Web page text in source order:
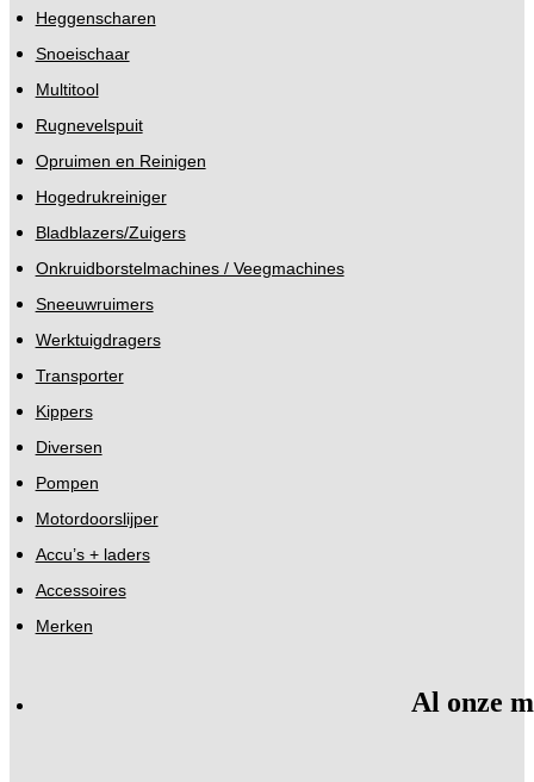
Heggenscharen
Snoeischaar
Multitool
Rugnevelspuit
Opruimen en Reinigen
Hogedrukreiniger
Bladblazers/Zuigers
Onkruidborstelmachines / Veegmachines
Sneeuwruimers
Werktuigdragers
Transporter
Kippers
Diversen
Pompen
Motordoorslijper
Accu’s + laders
Accessoires
Merken
Al onze